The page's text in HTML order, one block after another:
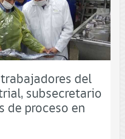
del
subsecretario
de proceso en